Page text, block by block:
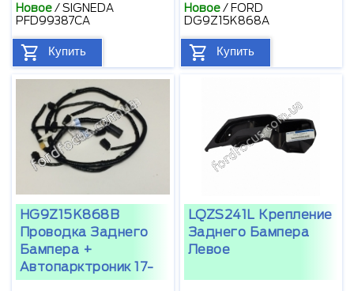
Новое/SIGNEDA
PFD99387CA
Купить
Новое/ FORD
DG9Z15K868A
Купить
HG9Z15K868B
Проводка Заднего
Бампера +
Автопарктроник 17-
LQZS241L Крепление
Заднего Бампера
Левое